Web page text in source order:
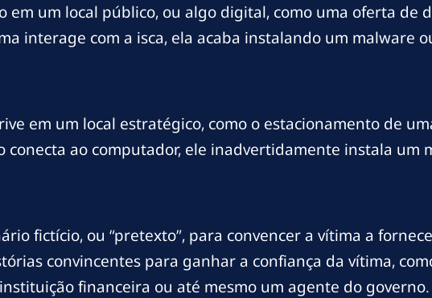
em um local público, ou algo digital, como uma oferta de
interage com a isca, ela acaba instalando um malware
em um local estratégico, como o estacionamento de
ao computador, ele inadvertidamente instala um
fictício, ou “pretexto”, para convencer a vítima a
convincentes para ganhar a confiança da vítima,
financeira ou até mesmo um agente do governo.